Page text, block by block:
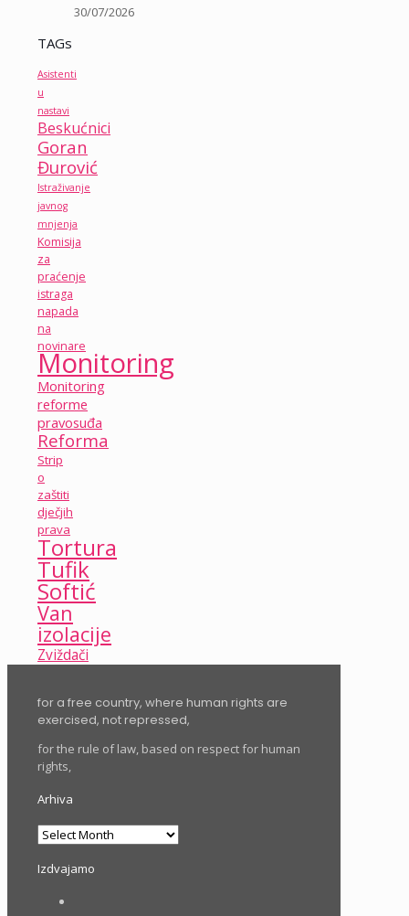
30/07/2026
TAGs
Asistenti
u
nastavi
Beskućnici
Goran
Đurović
Istraživanje
javnog
mnjenja
Komisija
za
praćenje
istraga
napada
na
novinare
Monitoring
Monitoring
reforme
pravosuđa
Reforma
Strip
o
zaštiti
dječjih
prava
Tortura
Tufik
Softić
Van
izolacije
Zviždači
for a free country, where human rights are
exercised, not repressed,
for the rule of law, based on respect for human
rights,
Arhiva
Arhiva
Izdvajamo